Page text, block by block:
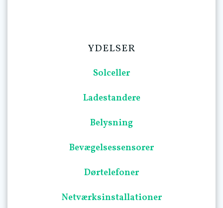
YDELSER
Solceller
Ladestandere
Belysning
Bevægelsessensorer
Dørtelefoner
Netværksinstallationer